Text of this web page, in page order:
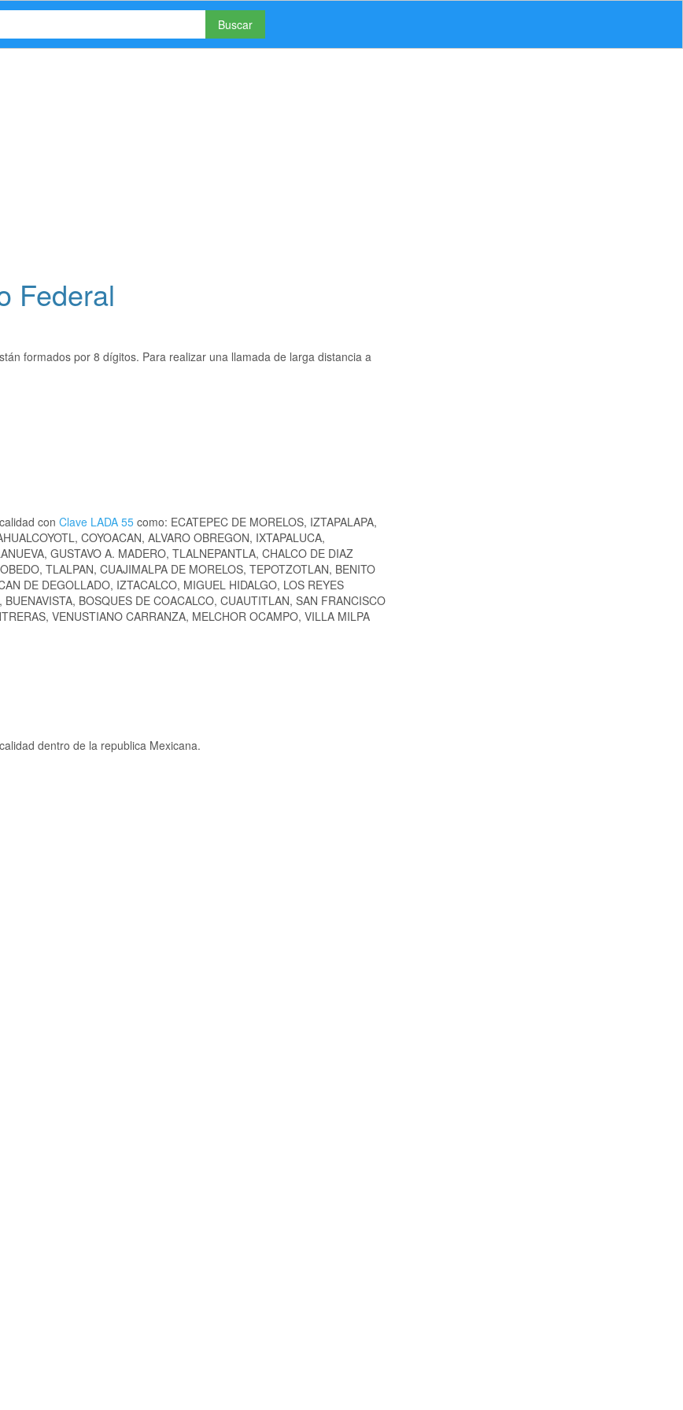
Buscar
Federal
formados por 8 dígitos. Para realizar una llamada de larga distancia a
con Clave LADA 55 como: ECATEPEC DE MORELOS, IZTAPALAPA,
COYOACAN, ALVARO OBREGON, IXTAPALUCA,
GUSTAVO A. MADERO, TLALNEPANTLA, CHALCO DE DIAZ
TLALPAN, CUAJIMALPA DE MORELOS, TEPOTZOTLAN, BENITO
DE DEGOLLADO, IZTACALCO, MIGUEL HIDALGO, LOS REYES
BOSQUES DE COACALCO, CUAUTITLAN, SAN FRANCISCO
VENUSTIANO CARRANZA, MELCHOR OCAMPO, VILLA MILPA
dentro de la republica Mexicana.